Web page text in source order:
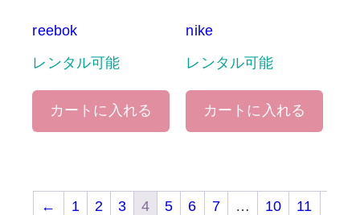
reebok
レンタル可能
カートに入れる
nike
レンタル可能
カートに入れる
← 1 2 3 4 5 6 7 … 10
11